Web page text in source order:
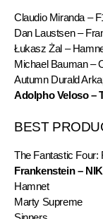
Claudio Miranda –
Dan Laustsen –
Łukasz Żal –
Michael Bauman –
Autumn Durald
Adolpho Veloso –
BEST
The Fantastic Four:
Frankenstein –
Hamnet
Marty Supreme